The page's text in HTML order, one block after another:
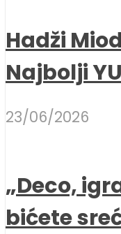
Hadži
Najbolji
23/06/2026
„Deco,
bićete